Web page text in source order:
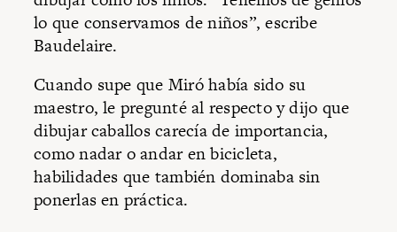
lo que conservamos de niños”, escribe
Baudelaire.
Cuando supe que Miró había sido su
maestro, le pregunté al respecto y dijo que
dibujar caballos carecía de importancia,
como nadar o andar en bicicleta,
habilidades que también dominaba sin
ponerlas en práctica.